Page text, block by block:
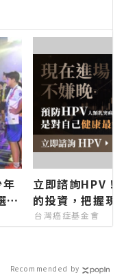
手
立即諮詢HPV！
的投資，把握現
台灣癌症基金會
Recommended by